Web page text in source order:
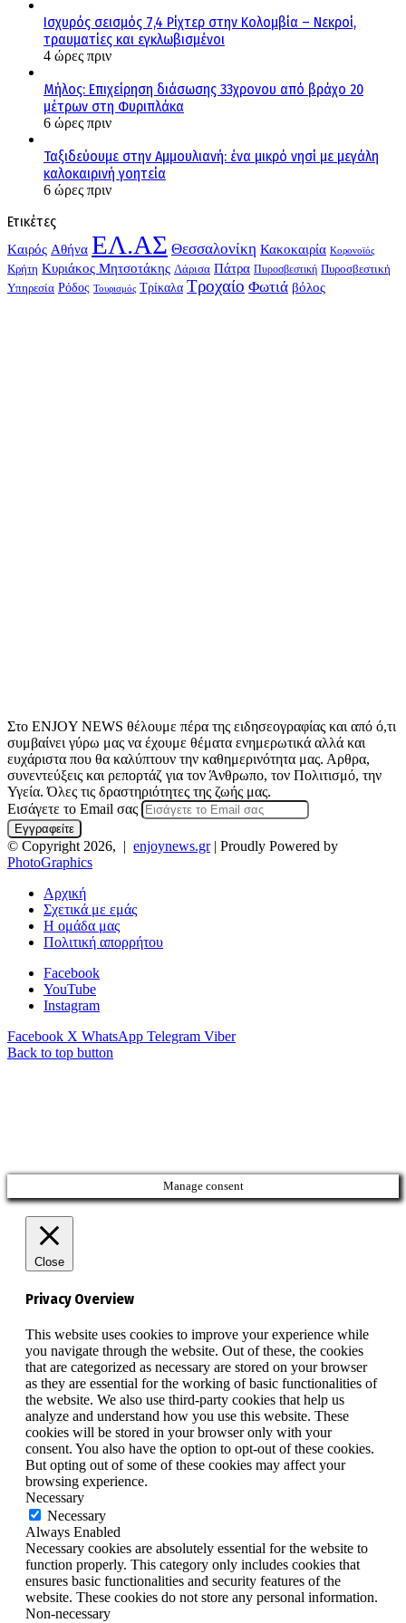
Ισχυρός σεισμός 7,4 Ρίχτερ στην Κολομβία – Νεκροί,
τραυματίες και εγκλωβισμένοι
4 ώρες πριν
Μήλος: Επιχείρηση διάσωσης 33χρονου από βράχο 20
μέτρων στη Φυριπλάκα
6 ώρες πριν
Ταξιδεύουμε στην Αμμουλιανή: ένα μικρό νησί με μεγάλη
καλοκαιρινή γοητεία
6 ώρες πριν
Ετικέτες
Kαιρός Αθήνα ΕΛ.ΑΣ Θεσσαλονίκη Κακοκαιρία Κορονοϊός
Κρήτη Κυριάκος Μητσοτάκης Λάρισα Πάτρα Πυροσβεστική Πυροσβεστική
Υπηρεσία Ρόδος Τουρισμός Τρίκαλα Τροχαίο Φωτιά βόλος
Στο ENJOY NEWS θέλουμε πέρα της ειδησεογραφίας και από ό,τι
συμβαίνει γύρω μας να έχουμε θέματα ενημερωτικά αλλά και
ευχάριστα που θα καλύπτουν την καθημερινότητα μας. Αρθρα,
συνεντεύξεις και ρεπορτάζ για τον Άνθρωπο, τον Πολιτισμό, την
Υγεία. Όλες τις δραστηριότητες της ζωής μας.
Εισάγετε το Email σας
© Copyright 2026, | enjoynews.gr| Proudly Powered by
PhotoGraphics
Αρχική
Σχετικά με εμάς
Η ομάδα μας
Πολιτική απορρήτου
Facebook
YouTube
Instagram
Facebook X WhatsApp Telegram Viber
Back to top button
Manage consent
Close
Privacy Overview
This website uses cookies to improve your experience while
you navigate through the website. Out of these, the cookies
that are categorized as necessary are stored on your browser
as they are essential for the working of basic functionalities of
the website. We also use third-party cookies that help us
analyze and understand how you use this website. These
cookies will be stored in your browser only with your
consent. You also have the option to opt-out of these cookies.
But opting out of some of these cookies may affect your
browsing experience.
Necessary
Necessary
Always Enabled
Necessary cookies are absolutely essential for the website to
function properly. This category only includes cookies that
ensures basic functionalities and security features of the
website. These cookies do not store any personal information.
Non-necessary